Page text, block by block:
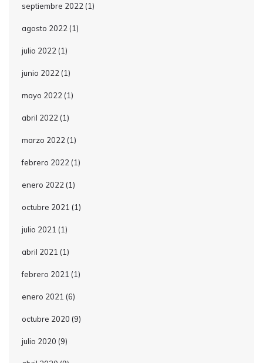
septiembre 2022 (1)
agosto 2022 (1)
julio 2022 (1)
junio 2022 (1)
mayo 2022 (1)
abril 2022 (1)
marzo 2022 (1)
febrero 2022 (1)
enero 2022 (1)
octubre 2021 (1)
julio 2021 (1)
abril 2021 (1)
febrero 2021 (1)
enero 2021 (6)
octubre 2020 (9)
julio 2020 (9)